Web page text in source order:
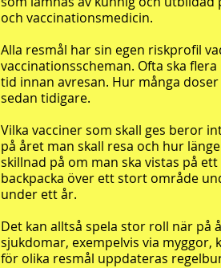
och vaccinationsmedicin.
Alla resmål har sin egen riskprofil
vaccinationsscheman. Ofta ska
tid innan avresan. Hur många
sedan tidigare.
Vilka vacciner som skall ges beror
på året man skall resa och hur
skillnad på om man ska vistas på
backpacka över ett stort område
under ett år.
Det kan alltså spela stor roll när på
sjukdomar, exempelvis via
för olika resmål uppdateras